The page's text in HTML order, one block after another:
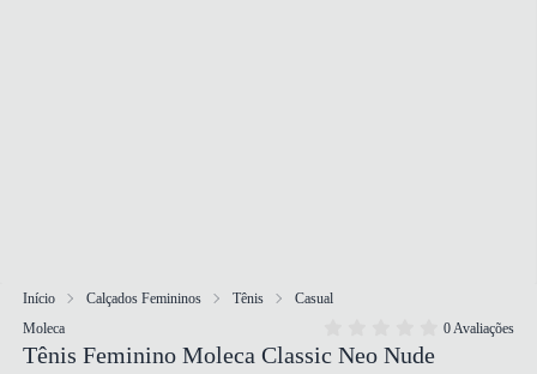
Início Calçados Femininos Tênis
Casual
Moleca
0 Avaliações
Tênis Feminino Moleca Classic Neo Nude